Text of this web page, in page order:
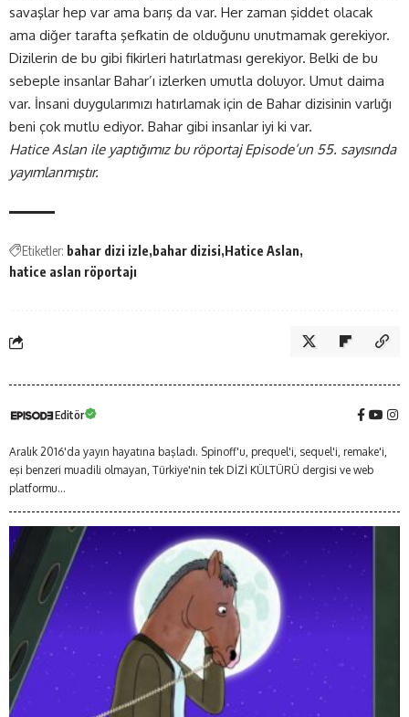
savaşlar hep var ama barış da var. Her zaman şiddet olacak
ama diğer tarafta şefkatin de olduğunu unutmamak gerekiyor.
Dizilerin de bu gibi fikirleri hatırlatması gerekiyor. Belki de bu
sebeple insanlar Bahar’ı izlerken umutla doluyor. Umut daima
var. İnsani duygularımızı hatırlamak için de Bahar dizisinin varlığı
beni çok mutlu ediyor. Bahar gibi insanlar iyi ki var.
Hatice Aslan ile yaptığımız bu röportaj Episode’un 55. sayısında
yayımlanmıştır.
Etiketler: bahar dizi izle bahar dizisi Hatice Aslan
hatice aslan röportajı
Editör
Aralık 2016'da yayın hayatına başladı. Spinoff'u, prequel'i, sequel'i, remake'i,
eşi benzeri muadili olmayan, Türkiye'nin tek DİZİ KÜLTÜRÜ dergisi ve web
platformu...